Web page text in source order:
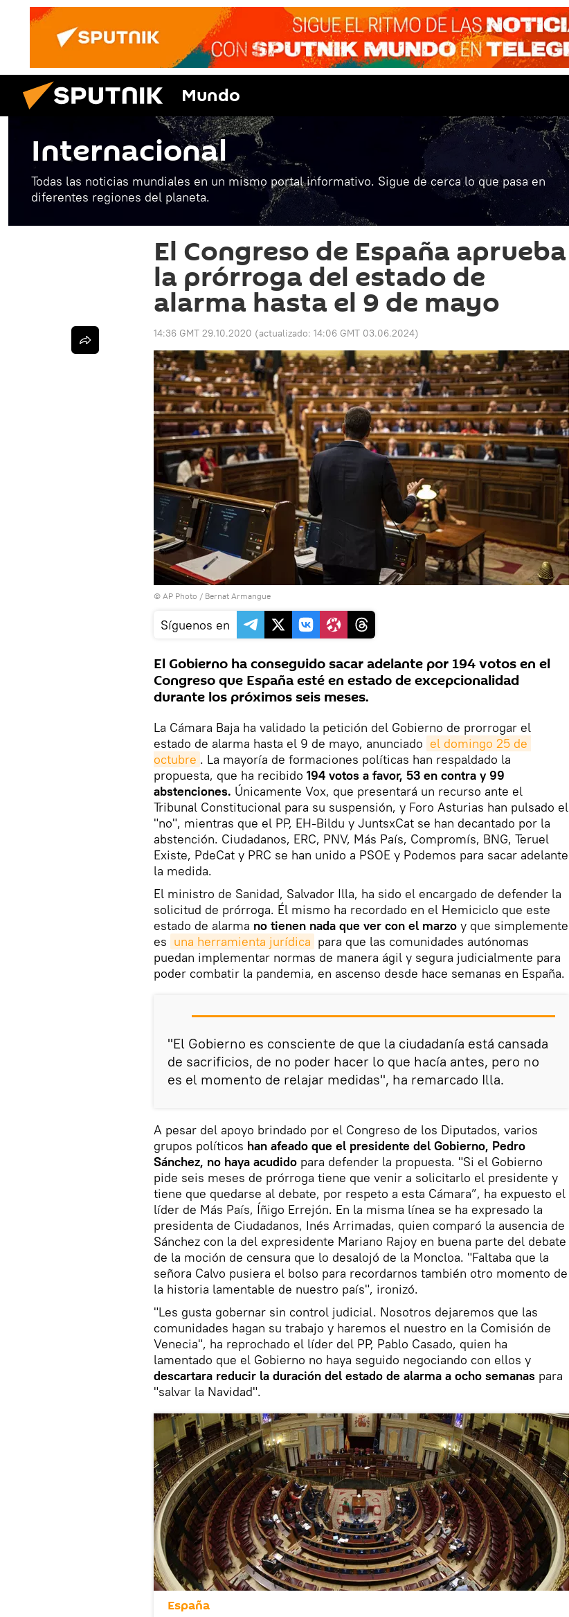
Mundo
Internacional
Todas las noticias mundiales en un mismo portal informativo. Sigue de cerca lo que pasa en
diferentes regiones del planeta.
El Congreso de España aprueba
la prórroga del estado de
alarma hasta el 9 de mayo
14:36 GMT 29.10.2020 (actualizado: 14:06 GMT 03.06.2024)
© AP Photo / Bernat Armangue
Síguenos en
El Gobierno ha conseguido sacar adelante por 194 votos en el
Congreso que España esté en estado de excepcionalidad
durante los próximos seis meses.
La Cámara Baja ha validado la petición del Gobierno de prorrogar el
estado de alarma hasta el 9 de mayo, anunciado el domingo 25 de
octubre . La mayoría de formaciones políticas han respaldado la
propuesta, que ha recibido 194 votos a favor, 53 en contra y 99
abstenciones. Únicamente Vox, que presentará un recurso ante el
Tribunal Constitucional para su suspensión, y Foro Asturias han pulsado el
"no", mientras que el PP, EH-Bildu y JuntsxCat se han decantado por la
abstención. Ciudadanos, ERC, PNV, Más País, Compromís, BNG, Teruel
Existe, PdeCat y PRC se han unido a PSOE y Podemos para sacar adelante
la medida.
El ministro de Sanidad, Salvador Illa, ha sido el encargado de defender la
solicitud de prórroga. Él mismo ha recordado en el Hemiciclo que este
estado de alarma no tienen nada que ver con el marzo y que simplemente
es una herramienta jurídica para que las comunidades autónomas
puedan implementar normas de manera ágil y segura judicialmente para
poder combatir la pandemia, en ascenso desde hace semanas en España.
"El Gobierno es consciente de que la ciudadanía está cansada
de sacrificios, de no poder hacer lo que hacía antes, pero no
es el momento de relajar medidas", ha remarcado Illa.
A pesar del apoyo brindado por el Congreso de los Diputados, varios
grupos políticos han afeado que el presidente del Gobierno, Pedro
Sánchez, no haya acudido para defender la propuesta. "Si el Gobierno
pide seis meses de prórroga tiene que venir a solicitarlo el presidente y
tiene que quedarse al debate, por respeto a esta Cámara”, ha expuesto el
líder de Más País, Íñigo Errejón. En la misma línea se ha expresado la
presidenta de Ciudadanos, Inés Arrimadas, quien comparó la ausencia de
Sánchez con la del expresidente Mariano Rajoy en buena parte del debate
de la moción de censura que lo desalojó de la Moncloa. "Faltaba que la
señora Calvo pusiera el bolso para recordarnos también otro momento de
la historia lamentable de nuestro país", ironizó.
"Les gusta gobernar sin control judicial. Nosotros dejaremos que las
comunidades hagan su trabajo y haremos el nuestro en la Comisión de
Venecia", ha reprochado el líder del PP, Pablo Casado, quien ha
lamentado que el Gobierno no haya seguido negociando con ellos y
descartara reducir la duración del estado de alarma a ocho semanas para
"salvar la Navidad".
España